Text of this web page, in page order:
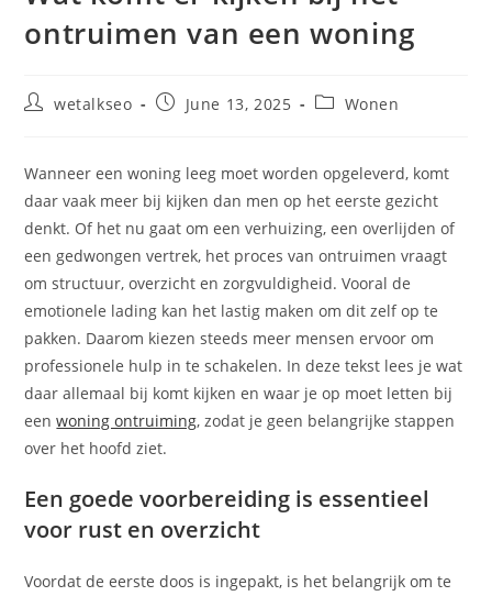
ontruimen van een woning
wetalkseo June 13, 2025 Wonen
Wanneer een woning leeg moet worden opgeleverd, komt
daar vaak meer bij kijken dan men op het eerste gezicht
denkt. Of het nu gaat om een verhuizing, een overlijden of
een gedwongen vertrek, het proces van ontruimen vraagt
om structuur, overzicht en zorgvuldigheid. Vooral de
emotionele lading kan het lastig maken om dit zelf op te
pakken. Daarom kiezen steeds meer mensen ervoor om
professionele hulp in te schakelen. In deze tekst lees je wat
daar allemaal bij komt kijken en waar je op moet letten bij
eenwoning ontruiming, zodat je geen belangrijke stappen
over het hoofd ziet.
Een goede voorbereiding is essentieel
voor rust en overzicht
Voordat de eerste doos is ingepakt, is het belangrijk om te